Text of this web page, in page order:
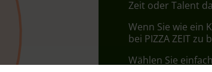
Zeit oder Talent
Wenn Sie wie ein
bei PIZZA ZEIT
Wählen Sie